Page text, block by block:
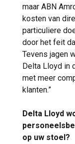
maar ABN
kosten van
particuliere
door het feit
Tevens jagen
Delta Lloyd in
met meer
klanten.”
Delta Lloyd
op uw stoel?